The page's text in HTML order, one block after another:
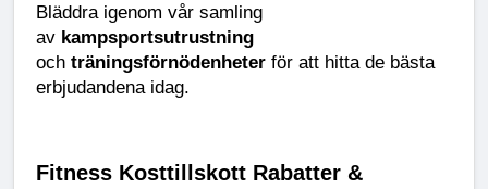
Bläddra igenom vår samling
av kampsportsutrustning
och träningsförnödenheter för att hitta de bästa
erbjudandena idag.
Fitness Kosttillskott Rabatter &